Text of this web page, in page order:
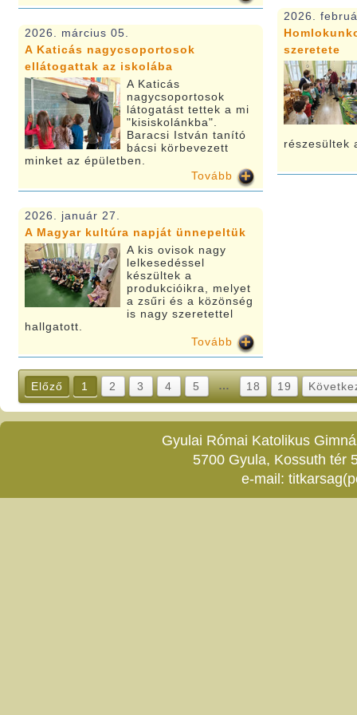
2026. március 05.
A Katicás nagycsoportosok
ellátogattak az iskolába
A Katicás
nagycsoportosok
látogatást tettek a mi
"kisiskolánkba".
Baracsi István tanító
bácsi körbevezett
minket az épületben.
Tovább
2026. január 27.
A Magyar kultúra napját ünnepeltük
A kis ovisok nagy
lelkesedéssel
készültek a
produkcióikra, melyet
a zsűri és a közönség
is nagy szeretettel
hallgatott.
Tovább
2026.
szeretete
részesültek
Előző 1 2 3 4 5 … 18 19
Gyulai Római Katolikus
5700 Gyula, Kossuth tér
e-mail: